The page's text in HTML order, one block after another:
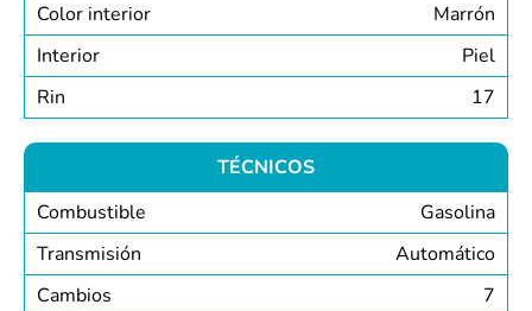
Color interior
Marrón
Interior
Piel
Rin
17
TÉCNICOS
Combustible
Gasolina
Transmisión
Automático
Cambios
7